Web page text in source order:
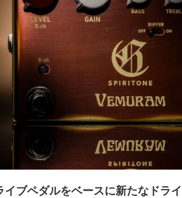
ブペダルをベースに新たなドラ